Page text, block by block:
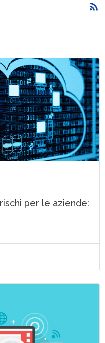
per le aziende: